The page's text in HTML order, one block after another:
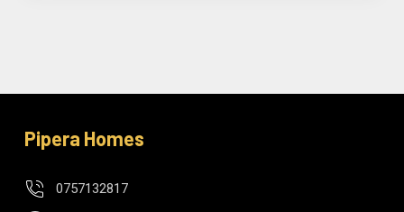
Pipera Homes
0757132817